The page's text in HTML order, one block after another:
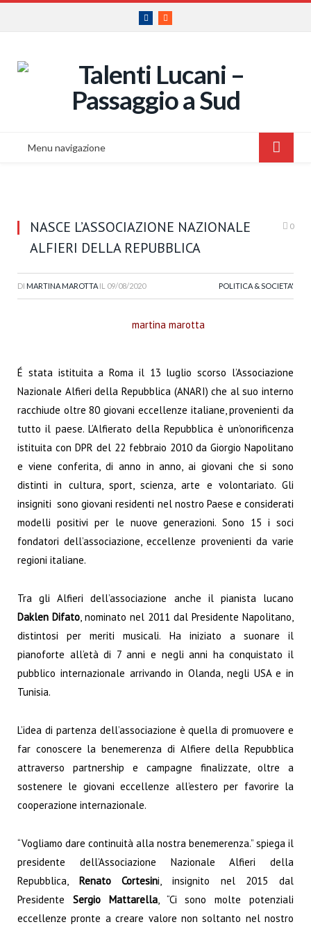
Facebook
RSS
Menu navigazione
NASCE L’ASSOCIAZIONE NAZIONALE
ALFIERI DELLA REPUBBLICA
0
DI MARTINA MAROTTA IL 09/08/2020 POLITICA & SOCIETA'
martina marotta
É stata istituita a Roma il 13 luglio scorso l’Associazione
Nazionale Alfieri della Repubblica (ANARI) che al suo interno
racchiude oltre 80 giovani eccellenze italiane, provenienti da
tutto il paese. L’Alfierato della Repubblica è un’onorificenza
istituita con DPR del 22 febbraio 2010 da Giorgio Napolitano
e viene conferita, di anno in anno, ai giovani che si sono
distinti in cultura, sport, scienza, arte e volontariato. Gli
insigniti sono giovani residenti nel nostro Paese e considerati
modelli positivi per le nuove generazioni. Sono 15 i soci
fondatori dell’associazione, eccellenze provenienti da varie
regioni italiane.
Tra gli Alfieri dell’associazione anche il pianista lucano
Daklen Difato, nominato nel 2011 dal Presidente Napolitano,
distintosi per meriti musicali. Ha iniziato a suonare il
pianoforte all’età di 7 anni e negli anni ha conquistato il
pubblico internazionale arrivando in Olanda, negli USA e in
Tunisia.
L’idea di partenza dell’associazione è quella di promuovere e
far conoscere la benemerenza di Alfiere della Repubblica
attraverso partnership e campagne finalizzate, oltre a
sostenere le giovani eccellenze all’estero per favorire la
cooperazione internazionale.
“Vogliamo dare continuità alla nostra benemerenza.” spiega il
presidente dell’Associazione Nazionale Alfieri della
Repubblica, Renato Cortesini, insignito nel 2015 dal
Presidente Sergio Mattarella, “Ci sono molte potenziali
eccellenze pronte a creare valore non soltanto nel nostro